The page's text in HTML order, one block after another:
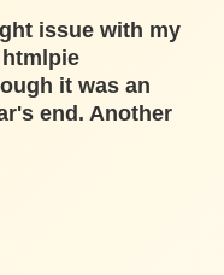
issue with my
it was an
end. Another